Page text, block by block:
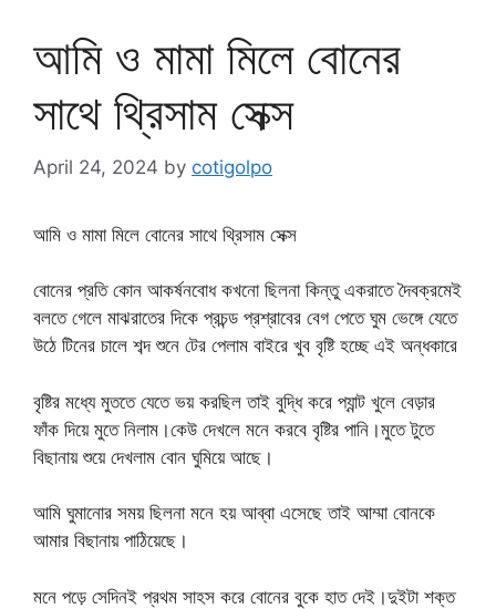
আমি ও মামা মিলে বোনের
সাথে থ্রিসাম সেক্স
April 24, 2024 by cotigolpo
আমি ও মামা মিলে বোনের সাথে থ্রিসাম সেক্স
বোনের প্রতি কোন আকর্ষনবোধ কখনো ছিলনা কিন্তু একরাতে দৈবক্রমেই
বলতে গেলে মাঝরাতের দিকে প্রচন্ড প্রশ্রাবের বেগ পেতে ঘুম ভেঙ্গে যেতে
উঠে টিনের চালে শব্দ শুনে টের পেলাম বাইরে খুব বৃষ্টি হচ্ছে এই অন্ধকারে
বৃষ্টির মধ্যে মুততে যেতে ভয় করছিল তাই বুদ্ধি করে প্যান্ট খুলে বেড়ার
ফাঁক দিয়ে মুতে নিলাম।কেউ দেখলে মনে করবে বৃষ্টির পানি।মুতে টুতে
বিছানায় শুয়ে দেখলাম বোন ঘুমিয়ে আছে।
আমি ঘুমানোর সময় ছিলনা মনে হয় আব্বা এসেছে তাই আম্মা বোনকে
আমার বিছানায় পাঠিয়েছে।
মনে পড়ে সেদিনই প্রথম সাহস করে বোনের বুকে হাত দেই।দুইটা শক্ত